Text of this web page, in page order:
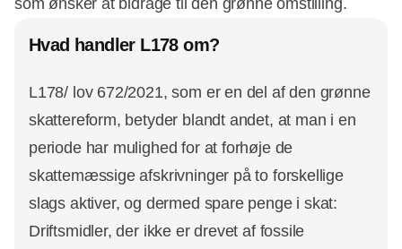
som ønsker at bidrage til den grønne omstilling.
Hvad handler L178 om?
L178/ lov 672/2021, som er en del af den grønne
skattereform, betyder blandt andet, at man i en
periode har mulighed for at forhøje de
skattemæssige afskrivninger på to forskellige
slags aktiver, og dermed spare penge i skat:
Driftsmidler, der ikke er drevet af fossile